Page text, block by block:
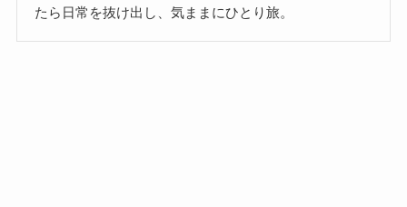
たら日常を抜け出し、気ままにひとり旅。